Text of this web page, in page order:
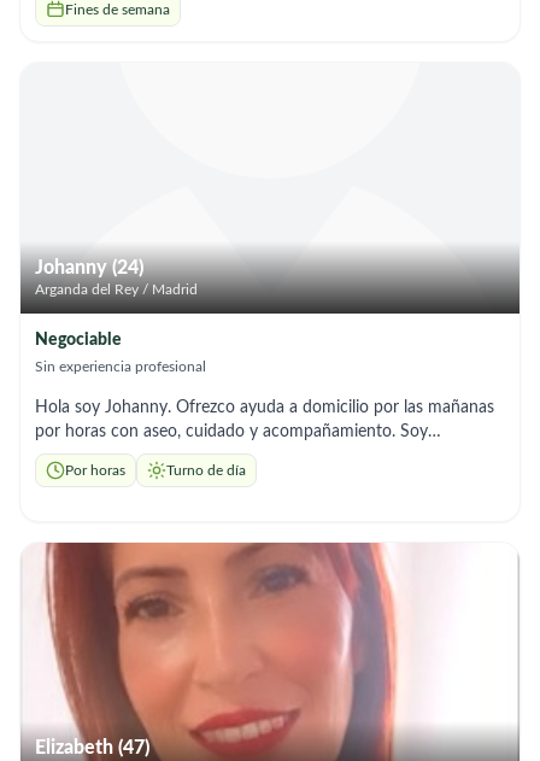
disposición para seguir las indicaciones dadas en cualquier
Fines de semana
Johanny (24)
Arganda del Rey / Madrid
Negociable
Sin experiencia profesional
Hola soy Johanny. Ofrezco ayuda a domicilio por las mañanas
por horas con aseo, cuidado y acompañamiento. Soy
responsable, amable y atenta.
Por horas Turno de día
Elizabeth (47)